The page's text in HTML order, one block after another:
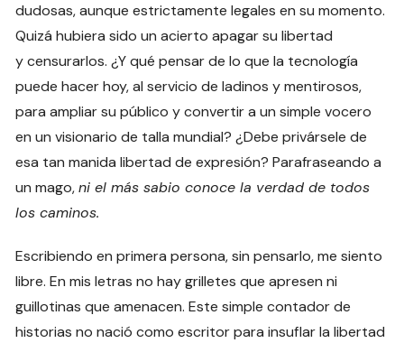
dudosas, aunque estrictamente legales en su momento.
Quizá hubiera sido un acierto apagar su libertad
y censurarlos. ¿Y qué pensar de lo que la tecnología
puede hacer hoy, al servicio de ladinos y mentirosos,
para ampliar su público y convertir a un simple vocero
en un visionario de talla mundial? ¿Debe privársele de
esa tan manida libertad de expresión? Parafraseando a
un mago,ni el más sabio conocela verdad de todos
los caminos.
Escribiendo en primera persona, sin pensarlo, me siento
libre. En mis letras no hay grilletes que apresen ni
guillotinas que amenacen. Este simple contador de
historias no nació como escritor para insuflar la libertad